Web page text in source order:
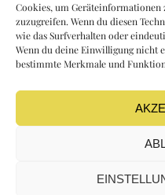
Cookies, um
zuzugreifen. Wenn du diesen
wie das Surfverhalten oder
Wenn du deine Einwilligung nicht
bestimmte Merkmale und
Kaiserin Elisabethstraße
28
2340 Mödling
rtshaeuser.at